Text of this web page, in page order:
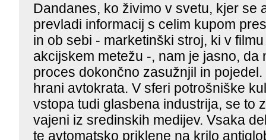
Dandanes, ko živimo v svetu, kjer se
prevladi informacij s celim kupom
in ob sebi - marketinški stroj, ki v
akcijskem metežu -, nam je jasno, da
proces dokončno zasužnjil in
hrani avtokrata. V sferi potrošniške
vstopa tudi glasbena industrija, se to
vajeni iz sredinskih medijev. Vsaka
te avtomatsko priklene na krilo